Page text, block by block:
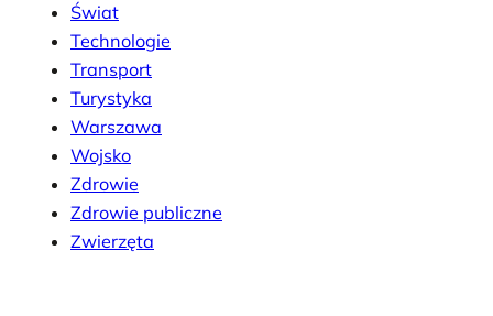
Świat
Technologie
Transport
Turystyka
Warszawa
Wojsko
Zdrowie
Zdrowie publiczne
Zwierzęta